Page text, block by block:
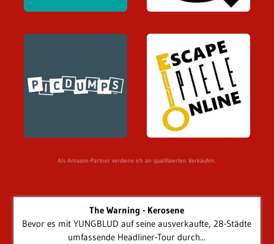
Als Amazon-Partner verdiene ich an qualifizierten Verkäufen.
The Warning - Kerosene
Bevor es mit YUNGBLUD auf seine ausverkaufte, 28-Städte
umfassende Headliner-Tour durch...